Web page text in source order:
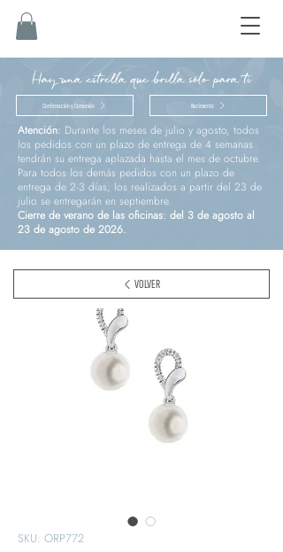
Hay una estrella que brilla sólo para ti
Confirmación y Comunión Nacimiento
Atención: Durante los meses de julio y agosto, todos
los pedidos con un plazo de entrega de 4 semanas
tendrán su entrega aplazada hasta el mes de octubre.
Para todos los demás pedidos con un plazo de
entrega de 2-3 días, los realizados a partir del 23 de
julio se entregarán en septiembre.
Cierre de verano de las oficinas: del 3 de agosto al
23 de agosto de 2026.
SKU: ORP772
VOLVER